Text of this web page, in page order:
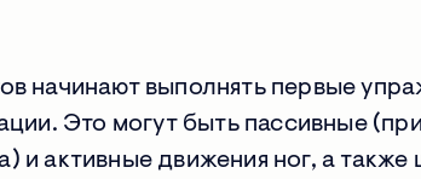
начинают выполнять первые
Это могут быть пассивные (при
и активные движения ног, а также